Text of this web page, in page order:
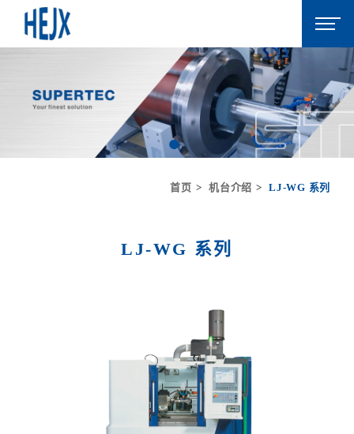
首页 机台介绍 LJ-WG 系列
LJ-WG 系列